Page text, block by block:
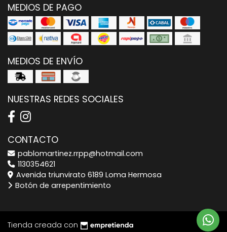
MEDIOS DE PAGO
MEDIOS DE ENVÍO
NUESTRAS REDES SOCIALES
CONTACTO
pablomartinez.rrpp@hotmail.com
1130354621
Avenida triunvirato 6189 Loma Hermosa
Botón de arrepentimiento
Tienda creada con